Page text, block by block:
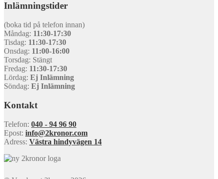
Inlämningstider
(boka tid på telefon innan)
Måndag: 11:30-17:30
Tisdag: 11:30-17:30
Onsdag: 11:00-16:00
Torsdag: Stängt
Fredag: 11:30-17:30
Lördag: Ej Inlämning
Söndag: Ej Inlämning
Kontakt
Telefon: 040 - 94 96 90
Epost: info@2kronor.com
Adress: Västra hindyvägen 14